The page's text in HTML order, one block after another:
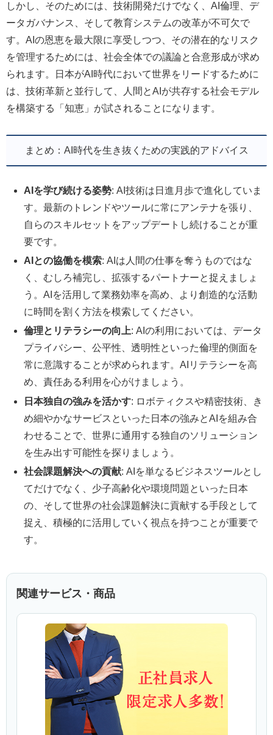
しかし、そのためには、技術開発だけでなく、AI倫理、デ
ータガバナンス、そして教育システムの改革が不可欠で
す。AIの恩恵を最大限に享受しつつ、その潜在的なリスク
を管理するためには、社会全体での議論と合意形成が求め
られます。日本がAI時代において世界をリードするために
は、技術革新と並行して、人間とAIが共存する社会モデル
を構築する「知恵」が試されることになります。
まとめ：AI時代を生き抜くための実践的アドバイス
AIを学び続ける姿勢: AI技術は日進月歩で進化していま
す。最新のトレンドやツールに常にアンテナを張り、
自らのスキルセットをアップデートし続けることが重
要です。
AIとの協働を模索: AIは人間の仕事を奪うものではな
く、むしろ補完し、拡張するパートナーと捉えましょ
う。AIを活用して業務効率を高め、より創造的な活動
に時間を割く方法を模索してください。
倫理とリテラシーの向上: AIの利用においては、データ
プライバシー、公平性、透明性といった倫理的側面を
常に意識することが求められます。AIリテラシーを高
め、責任ある利用を心がけましょう。
日本独自の強みを活かす: ロボティクスや精密技術、き
め細やかなサービスといった日本の強みとAIを組み合
わせることで、世界に通用する独自のソリューション
を生み出す可能性を探りましょう。
社会課題解決への貢献: AIを単なるビジネスツールとし
てだけでなく、少子高齢化や環境問題といった日本
の、そして世界の社会課題解決に貢献する手段として
捉え、積極的に活用していく視点を持つことが重要で
す。
関連サービス・商品